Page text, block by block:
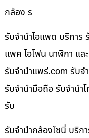
กล้อง ร
รับจำนำไอแพด บริการ
แพค ไอโฟน นาฬิกา แล
รับจํานําแพร่.com รับจ
รับจำนำมือถือ รับจำนำ
รับ
รับจำนำกล้องโซนี่ บริก